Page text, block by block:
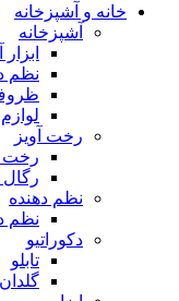
خانه و آشپزخانه
آشپزخانه
نظم
رخت آویز
رخت
رگال
نظم دهنده
نظم
دکوراتیو
تابلو
گلدان